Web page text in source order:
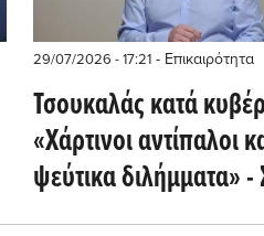
29/07/2026 - 17:21 - Επικαιρότητα
Τσουκαλάς κατά
«Χάρτινοι αντίπαλοι
ψεύτικα διλήμματα»
κριτική στη